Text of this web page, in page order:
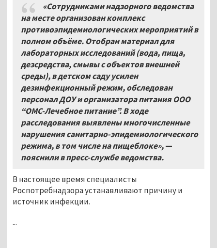
«Сотрудниками надзорного ведомства
на месте организован комплекс
противоэпидемиологических мероприятий в
полном объёме. Отобран материал для
лабораторных исследований (вода, пища,
дезсредства, смывы с объектов внешней
среды), в детском саду усилен
дезинфекционный режим, обследован
персонал ДОУ и организатора питания ООО
“ОМС-Лечебное питание”. В ходе
расследования выявлены многочисленные
нарушения санитарно-эпидемиологического
режима, в том числе на пищеблоке»,—
пояснили в пресс-службе ведомства.
В настоящее время специалисты
Роспотребнадзора устанавливают причину и
источник инфекции.
...